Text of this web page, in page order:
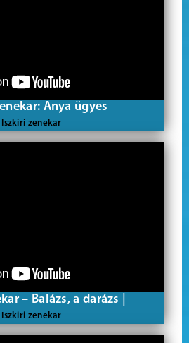
Anya ügyes
Iszkiri zenekar
– Balázs, a darázs |
Iszkiri zenekar